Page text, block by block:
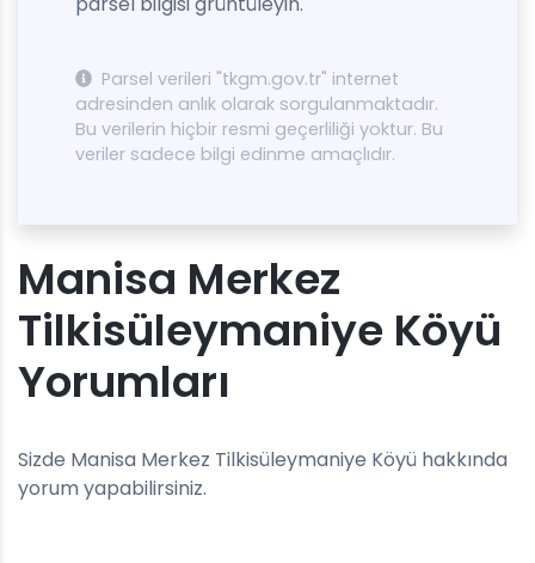
Parsel verileri "tkgm.gov.tr" internet
adresinden anlık olarak sorgulanmaktadır.
Bu verilerin hiçbir resmi geçerliliği yoktur. Bu
veriler sadece bilgi edinme amaçlıdır.
Manisa Merkez
Tilkisüleymaniye Köyü
Yorumları
Sizde Manisa Merkez Tilkisüleymaniye Köyü hakkında
yorum yapabilirsiniz.